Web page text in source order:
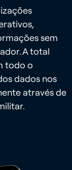
sem
A total
todo o
dados nos
através de